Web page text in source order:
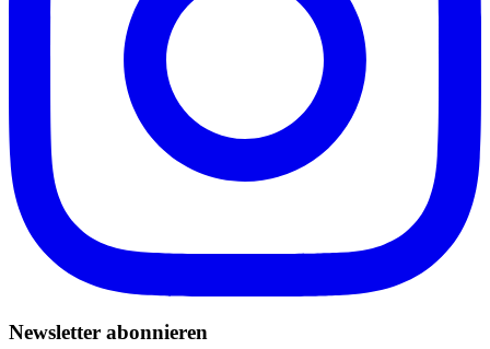
Newsletter abonnieren